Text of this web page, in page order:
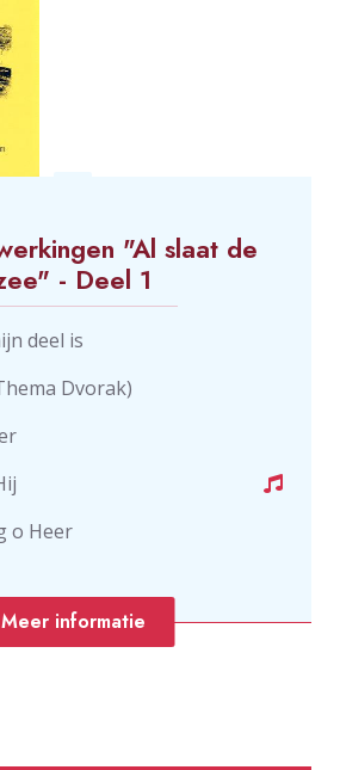
"Al slaat de
- Deel 1
deel is
Dvorak)
o Heer
Meer informatie